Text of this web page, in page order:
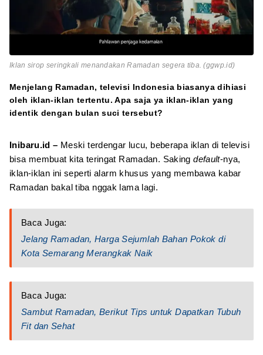
Iklan sirop seringkali menandakan Ramadan segera tiba. (ggwp.id)
Menjelang Ramadan, televisi Indonesia biasanya dihiasi
oleh iklan-iklan tertentu. Apa saja ya iklan-iklan yang
identik dengan bulan suci tersebut?
Inibaru.id – Meski terdengar lucu, beberapa iklan di televisi
bisa membuat kita teringat Ramadan. Sakingdefault-nya,
iklan-iklan ini seperti alarm khusus yang membawa kabar
Ramadan bakal tiba nggak lama lagi.
Baca Juga:
Jelang Ramadan, Harga Sejumlah Bahan Pokok di
Kota Semarang Merangkak Naik
Baca Juga:
Sambut Ramadan, Berikut Tips untuk Dapatkan Tubuh
Fit dan Sehat